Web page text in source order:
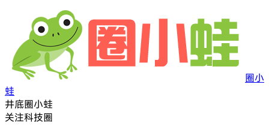
圈小
蛙
井底圈小蛙
关注科技圈